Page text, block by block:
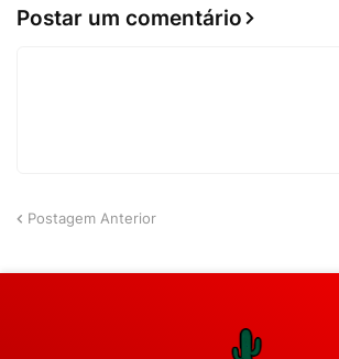
Postar um comentário
Postagem Anterior